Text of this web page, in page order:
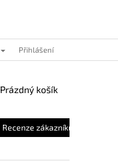
Přihlášení
NÁKUPNÍ
Prázdný košík
Recenze zákazníků